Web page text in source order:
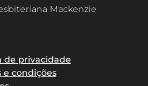
Mackenzie
de privacidade
e condições